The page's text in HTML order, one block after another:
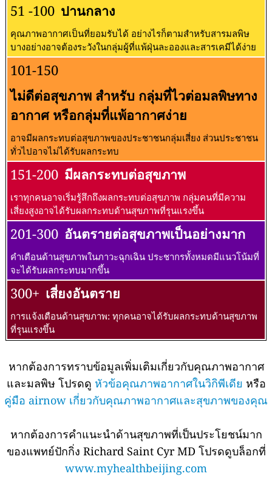
51 -100 ปานกลาง
คุณภาพอากาศเป็นที่ยอมรับได้ อย่างไรก็ตามสำหรับสารมลพิษ
บางอย่างอาจต้องระวังในกลุ่มผู้ที่แพ้ฝุ่นละอองและสารเคมีได้ง่าย
101-150
ไม่ดีต่อสุขภาพ สำหรับ กลุ่มที่ไวต่อมลพิษทาง
อากาศ หรือกลุ่มที่แพ้อากาศง่าย
อาจมีผลกระทบต่อสุขภาพของประชาชนกลุ่มเสี่ยง ส่วนประชาชน
ทั่วไปอาจไม่ได้รับผลกระทบ
151-200 มีผลกระทบต่อสุขภาพ
เราทุกคนอาจเริ่มรู้สึกถึงผลกระทบต่อสุขภาพ กลุ่มคนที่มีความ
เสี่ยงสูงอาจได้รับผลกระทบด้านสุขภาพที่รุนแรงขึ้น
201-300 อันตรายต่อสุขภาพเป็นอย่างมาก
คำเตือนด้านสุขภาพในภาวะฉุกเฉิน ประชากรทั้งหมดมีแนวโน้มที่
จะได้รับผลกระทบมากขึ้น
300+ เสี่ยงอันตราย
การแจ้งเตือนด้านสุขภาพ: ทุกคนอาจได้รับผลกระทบด้านสุขภาพ
ที่รุนแรงขึ้น
หากต้องการทราบข้อมูลเพิ่มเติมเกี่ยวกับคุณภาพอากาศ
และมลพิษ โปรดดู หัวข้อคุณภาพอากาศในวิกิพีเดีย หรือ
คู่มือ airnow เกี่ยวกับคุณภาพอากาศและสุขภาพของคุณ
หากต้องการคำแนะนำด้านสุขภาพที่เป็นประโยชน์มาก
ของแพทย์ปักกิ่ง Richard Saint Cyr MD โปรดดูบล็อกที่
www.myhealthbeijing.com